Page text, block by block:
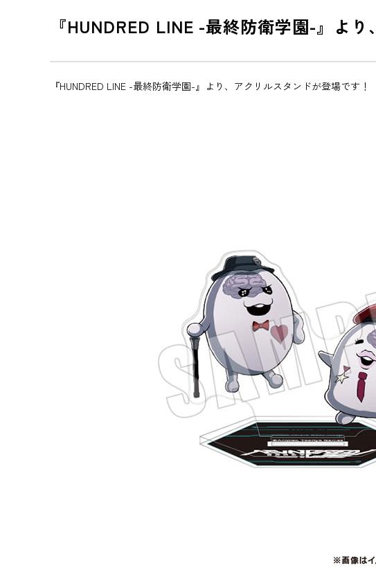
『HUNDRED LINE -最終防衛学園-』よ
『HUNDRED LINE -最終防衛学園-』より、アクリルスタンドが登場です！